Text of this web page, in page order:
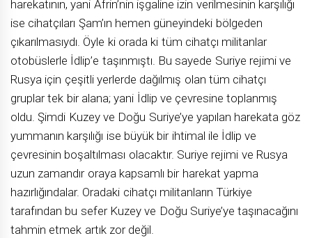
harekatının, yani Afrin’nin işgaline izin verilmesinin karşılığı
ise cihatçıları Şam’ın hemen güneyindeki bölgeden
çıkarılmasıydı. Öyle ki orada ki tüm cihatçı militanlar
otobüslerle İdlip’e taşınmıştı. Bu sayede Suriye rejimi ve
Rusya için çeşitli yerlerde dağılmış olan tüm cihatçı
gruplar tek bir alana; yani İdlip ve çevresine toplanmış
oldu. Şimdi Kuzey ve Doğu Suriye’ye yapılan harekata göz
yummanın karşılığı ise büyük bir ihtimal ile İdlip ve
çevresinin boşaltılması olacaktır. Suriye rejimi ve Rusya
uzun zamandır oraya kapsamlı bir harekat yapma
hazırlığındalar. Oradaki cihatçı militanların Türkiye
tarafından bu sefer Kuzey ve Doğu Suriye’ye taşınacağını
tahmin etmek artık zor değil.